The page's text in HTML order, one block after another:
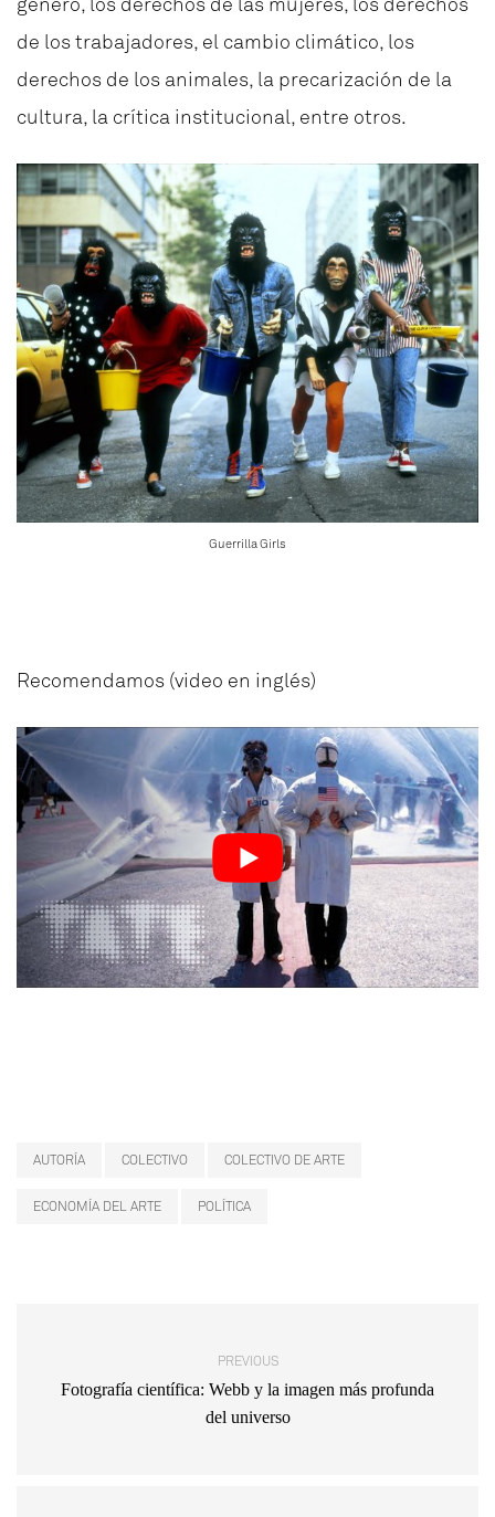
de los trabajadores, el cambio climático, los
derechos de los animales, la precarización de la
cultura, la crítica institucional, entre otros.
Guerrilla Girls
Recomendamos (video en inglés)
AUTORÍA COLECTIVO COLECTIVO DE ARTE
ECONOMÍA DEL ARTE POLÍTICA
PREVIOUS
Fotografía científica: Webb y la imagen más profunda
del universo